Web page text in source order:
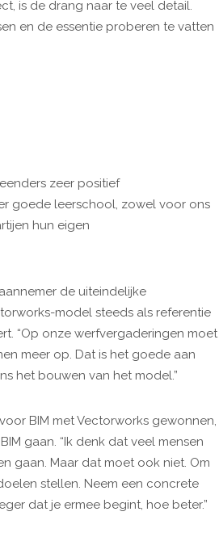
is de drang naar te veel detail.
en de essentie proberen te vatten
zeer positief
goede leerschool, zowel voor ons
hun eigen
de uiteindelijke
model steeds als referentie
“Op onze werfvergaderingen moet
meer op. Dat is het goede aan
het bouwen van het model.”
BIM met Vectorworks gewonnen,
gaan. “Ik denk dat veel mensen
gaan. Maar dat moet ook niet. Om
stellen. Neem een concrete
dat je ermee begint, hoe beter.”